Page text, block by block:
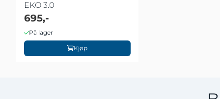
EKO 3.0
695,-
På lager
Kjøp